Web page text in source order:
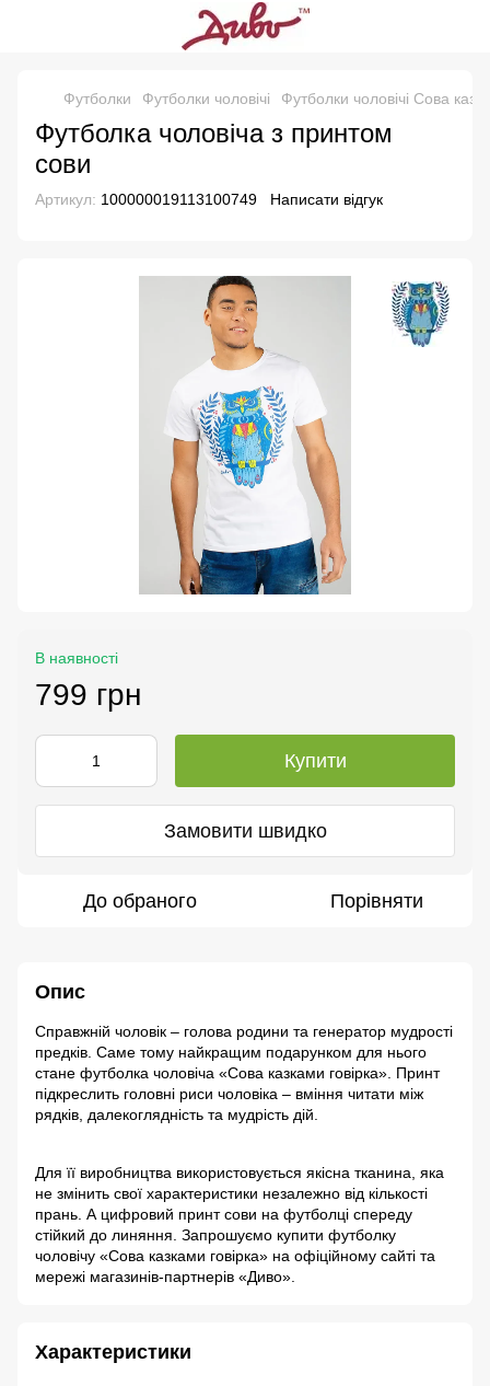
Футболки Футболки чоловічі Футболки чоловічі Сова
Футболка чоловіча з принтом
сови
Артикул: 100000019113100749 Написати відгук
В наявності
799 грн
Купити
Замовити швидко
До обраного Порівняти
Опис
Справжній чоловік – голова родини та генератор мудрості
предків. Саме тому найкращим подарунком для нього
стане футболка чоловіча «Сова казками говірка». Принт
підкреслить головні риси чоловіка – вміння читати між
рядків, далекоглядність та мудрість дій.
Для її виробництва використовується якісна тканина, яка
не змінить свої характеристики незалежно від кількості
прань. А цифровий принт сови на футболці спереду
стійкий до линяння. Запрошуємо купити футболку
чоловічу «Сова казками говірка» на офіційному сайті та
мережі магазинів-партнерів «Диво».
Характеристики